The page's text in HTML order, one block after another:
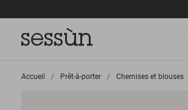
Accueil >
Prêt-à-porter >
Chemises et blouses